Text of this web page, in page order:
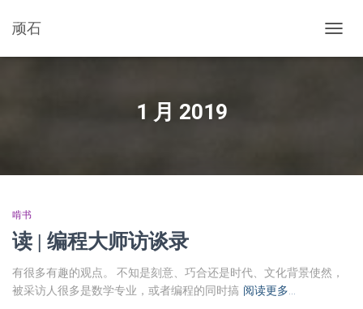
顽石
换
1 月 2019
啃书
读 | 编程大师访谈录
有很多有趣的观点。 不知是刻意、巧合还是时代、文化背景使然，
被采访人很多是数学专业，或者编程的同时搞 阅读更多…